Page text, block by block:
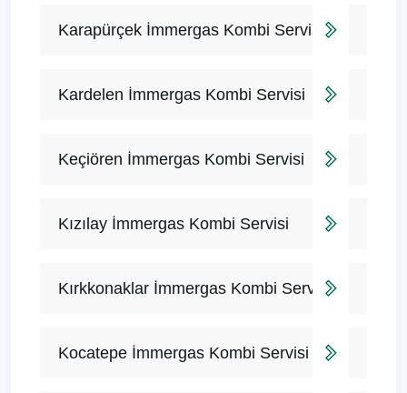
Karapürçek İmmergas Kombi Servisi
Kardelen İmmergas Kombi Servisi
Keçiören İmmergas Kombi Servisi
Kızılay İmmergas Kombi Servisi
Kırkkonaklar İmmergas Kombi Servisi
Kocatepe İmmergas Kombi Servisi